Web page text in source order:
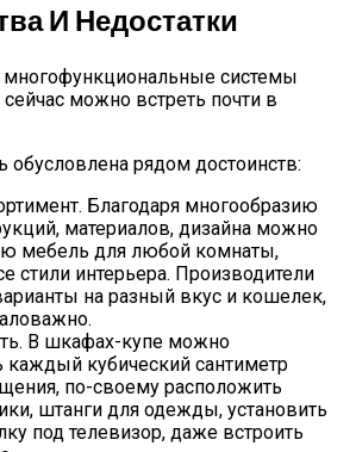
И Недостатки
системы
можно встреть почти в
обусловлена рядом достоинств:
Благодаря многообразию
материалов, дизайна можно
мебель для любой комнаты,
стили интерьера. Производители
на разный вкус и кошелек,
В шкафах-купе можно
каждый кубический сантиметр
по-своему расположить
штанги для одежды, установить
под телевизор, даже встроить